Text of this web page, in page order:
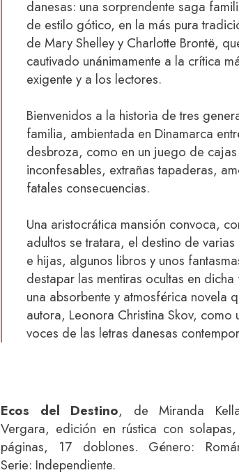
danesas: una sorprendente saga
de estilo gótico, en la más pura
de Mary Shelley y Charlotte Brontë,
cautivado unánimamente a la crítica
exigente y a los lectores.
Bienvenidos a la historia de tres
familia, ambientada en Dinamarca
desbroza, como en un juego de
inconfesables, extrañas tapaderas,
fatales consecuencias.
Una aristocrática mansión convoca,
adultos se tratara, el destino de
e hijas, algunos libros y unos
destapar las mentiras ocultas en
una absorbente y atmosférica novela
autora, Leonora Christina Skov, como
voces de las letras danesas
Ecos del Destino, de Miranda
Vergara, edición en rústica con
páginas, 17 doblones. Género:
Serie: Independiente.